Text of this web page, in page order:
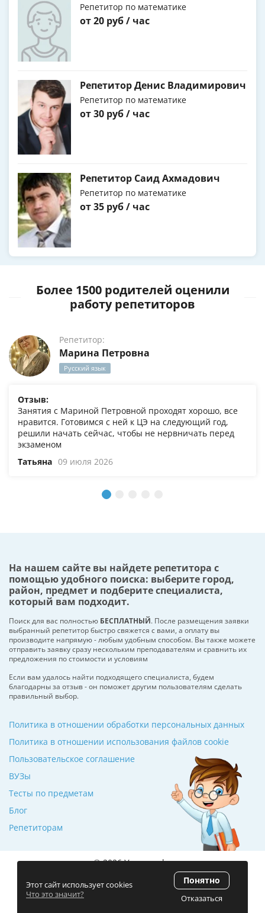
Репетитор по математике
от 20 руб / час
Репетитор Денис Владимирович
Репетитор по математике
от 30 руб / час
Репетитор Саид Ахмадович
Репетитор по математике
от 35 руб / час
Более 1500 родителей оценили
работу репетиторов
Репетитор:
Марина Петровна
Русский язык
Отзыв:
Занятия с Мариной Петровной проходят хорошо, все
нравится. Готовимся с ней к ЦЭ на следующий год,
решили начать сейчас, чтобы не нервничать перед
экзаменом
Татьяна 09 июля 2026
На нашем сайте вы найдете репетитора с
помощью удобного поиска: выберите город,
район, предмет и подберите специалиста,
который вам подходит.
Поиск для вас полностью БЕСПЛАТНЫЙ. После размещения заявки
выбранный репетитор быстро свяжется с вами, а оплату вы
производите напрямую - любым удобным способом. Вы также можете
отправить заявку сразу нескольким преподавателям и сравнить их
предложения по стоимости и условиям
Если вам удалось найти подходящего специалиста, будем
благодарны за отзыв - он поможет другим пользователям сделать
правильный выбор.
ВУЗы
Тесты по предметам
Блог
Репетиторам
Политика в отношении обработки персональных данных
Политика в отношении использования файлов cookie
Пользовательское соглашение
© 2026 Училкин.by
Рейтинг 5.0
(120 отзывов)
ZmitroC.by™
Этот сайт использует cookies
Что это значит?
Понятно
Отказаться